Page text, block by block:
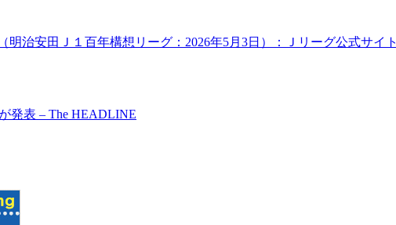
明治安田Ｊ１百年構想リーグ：2026年5月3日）：Ｊリーグ公式サイト
発表 – The HEADLINE